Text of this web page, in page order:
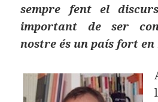
sempre fent el
important de ser
nostre és un país fort